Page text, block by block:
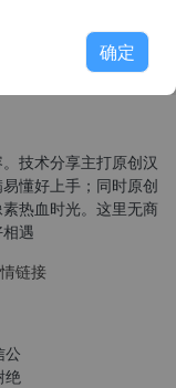
技术分享主打原创汉
懂好上手；同时原创
热血时光。这里无商
遇
链接
公
绝
确定